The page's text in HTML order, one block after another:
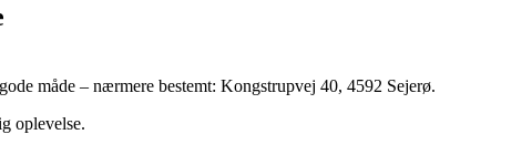
måde – nærmere bestemt: Kongstrupvej 40, 4592 Sejerø.
oplevelse.